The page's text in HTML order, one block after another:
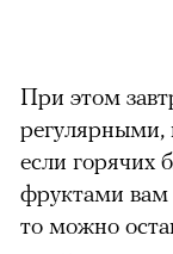
При этом
регулярными,
если горячих
фруктами вам
то можно